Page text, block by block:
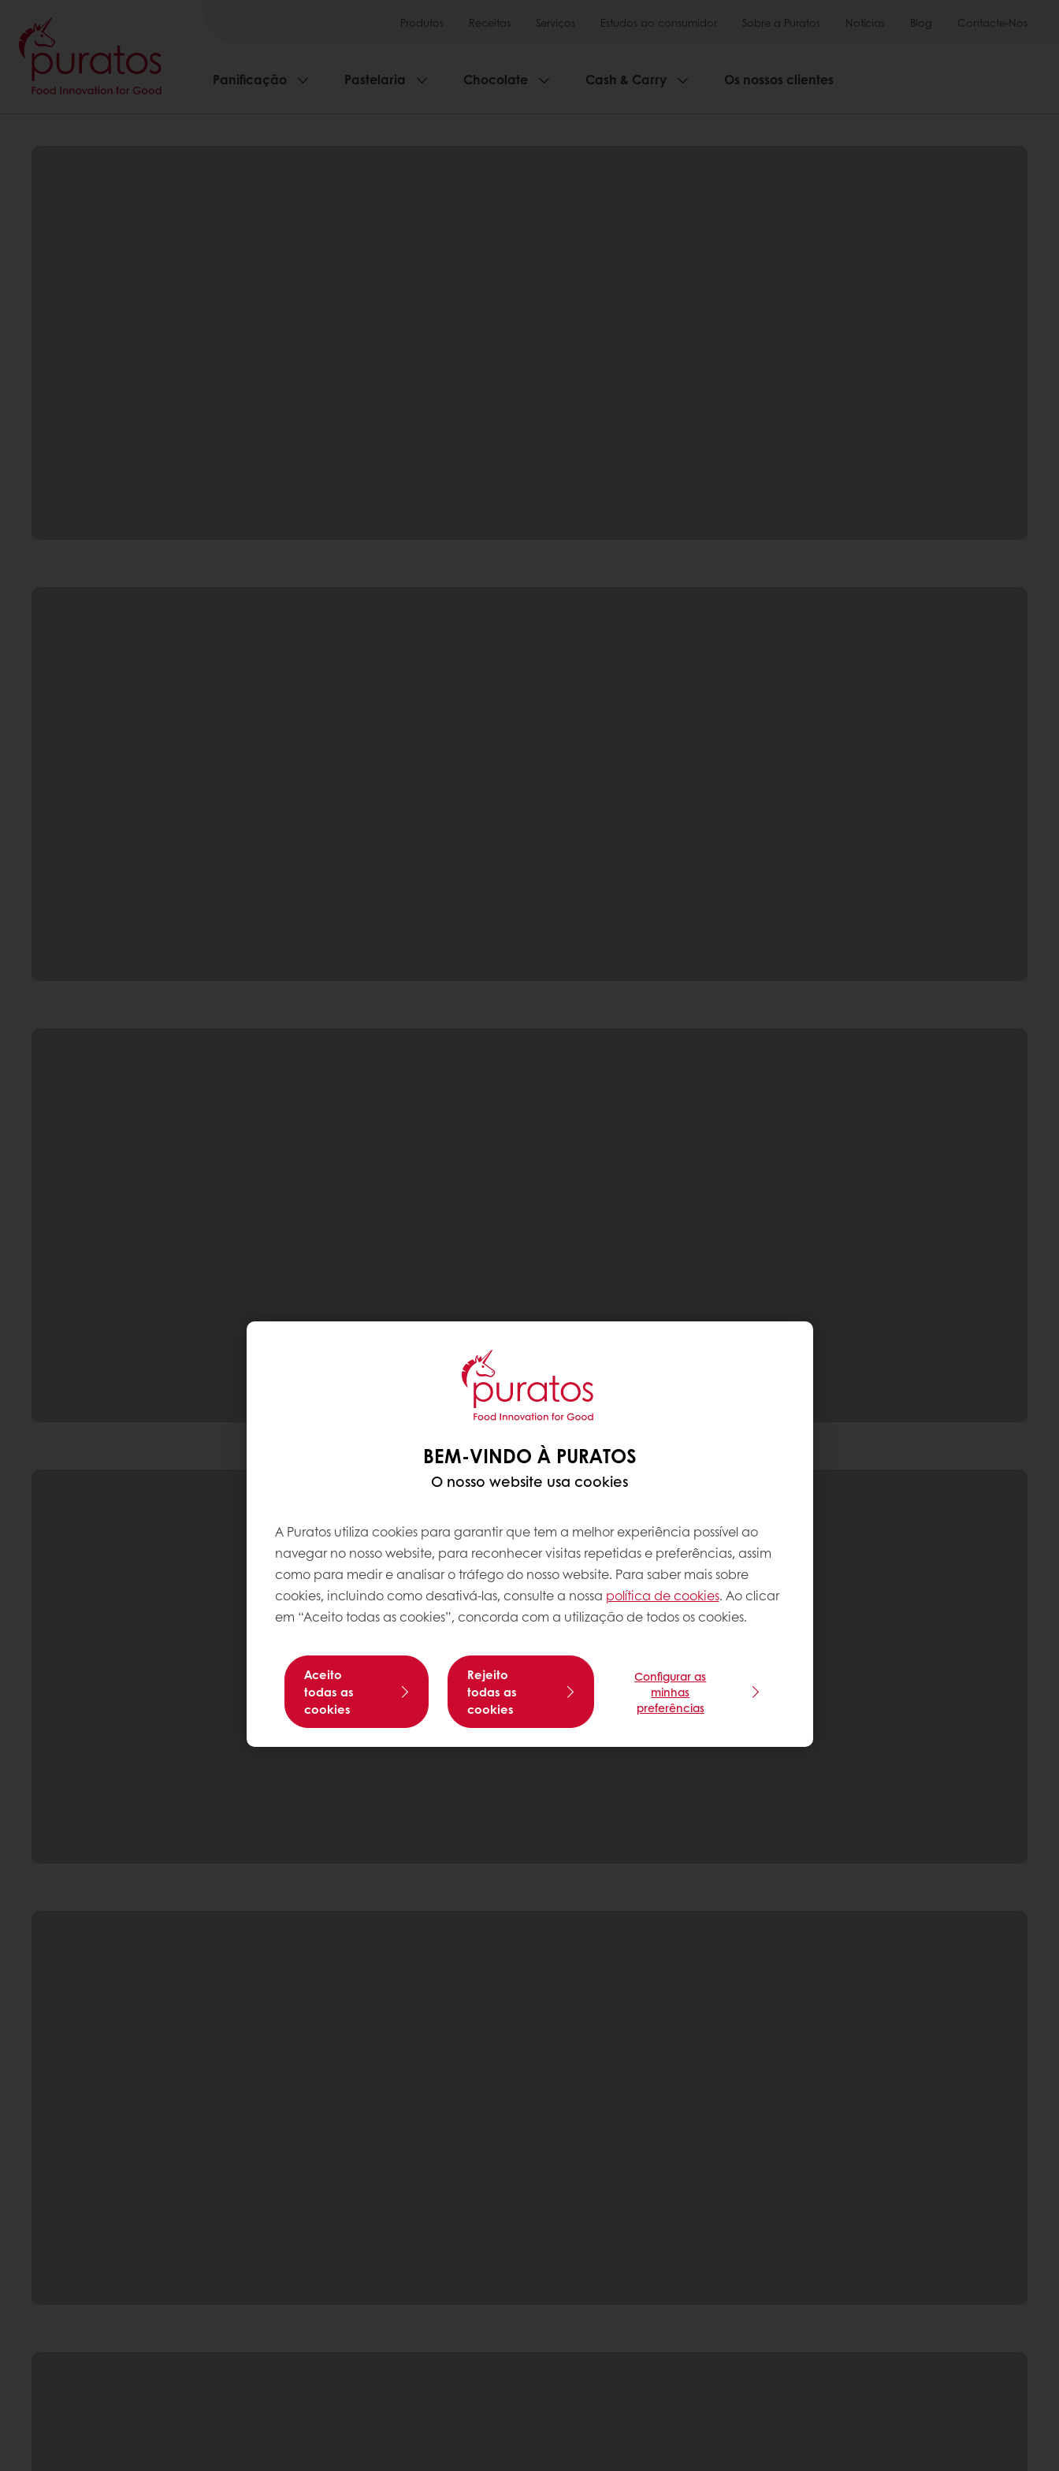
Produtos Receitas Serviços Estudos ao consumidor Sobre a Puratos Notícias Blog Contacte-Nos
Panificação Pastelaria Chocolate Cash & Carry Os nossos clientes
BEM-VINDO À PURATOS
O nosso website usa cookies
A Puratos utiliza cookies para garantir que tem a melhor experiência possível ao
navegar no nosso website, para reconhecer visitas repetidas e preferências, assim
como para medir e analisar o tráfego do nosso website. Para saber mais sobre
cookies, incluindo como desativá-las, consulte a nossa política de cookies. Ao clicar
em “Aceito todas as cookies”, concorda com a utilização de todos os cookies.
Aceito
todas as
cookies
Rejeito
todas as
cookies
Configurar as
minhas
preferências